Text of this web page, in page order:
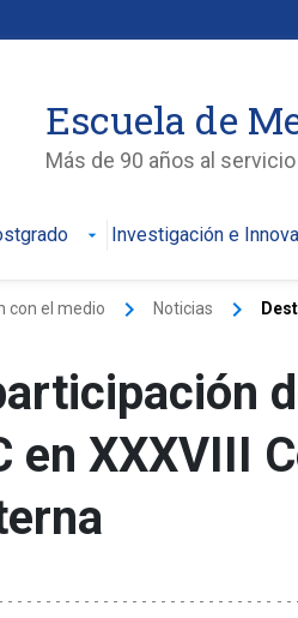
Escuela de
Más de 90 años al
Investigación e
con el medio keyboard_arrow_right Noticias keyboard_arrow_right
en XXXVIII